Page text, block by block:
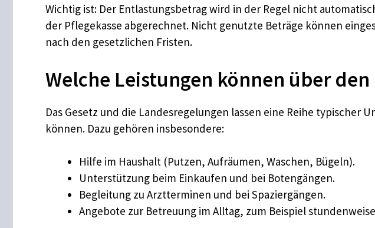
Wichtig ist: Der Entlastungsbetrag wird in der Regel nicht
der Pflegekasse abgerechnet. Nicht genutzte Beträge können
nach den gesetzlichen Fristen.
Welche Leistungen können über
Das Gesetz und die Landesregelungen lassen eine Reihe
können. Dazu gehören insbesondere:
Hilfe im Haushalt (Putzen, Aufräumen, Waschen, Bügeln).
Unterstützung beim Einkaufen und bei Botengängen.
Begleitung zu Arztterminen und bei Spaziergängen.
Angebote zur Betreuung im Alltag, zum Beispiel